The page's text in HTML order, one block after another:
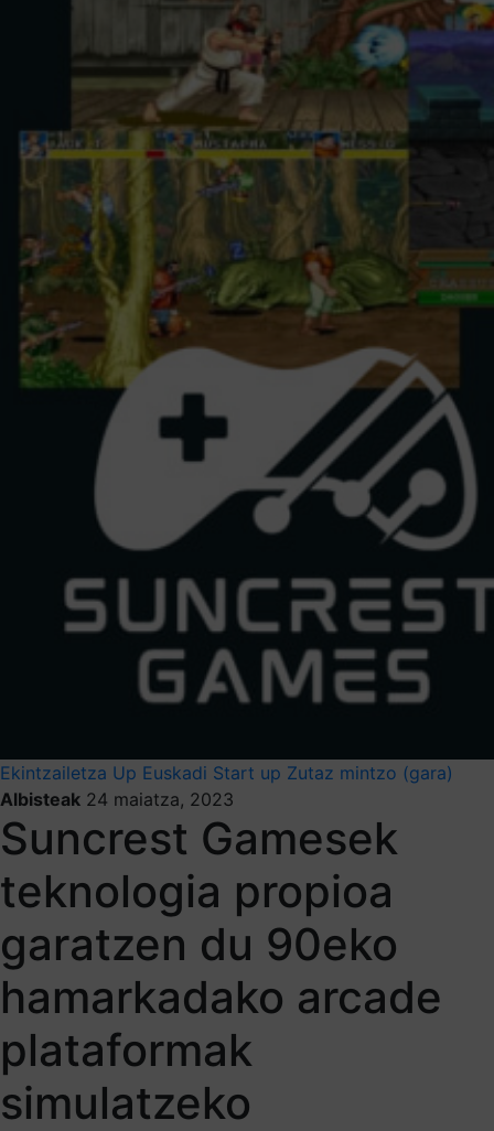
Ekintzailetza Up Euskadi Start up Zutaz mintzo (gara)
Albisteak 24 maiatza, 2023
Suncrest Gamesek
teknologia propioa
garatzen du 90eko
hamarkadako arcade
plataformak
simulatzeko